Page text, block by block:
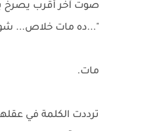
صوت آخر أقرب يصرخ
"...ده مات خلاص... شوف
مات.
ترددت الكلمة في